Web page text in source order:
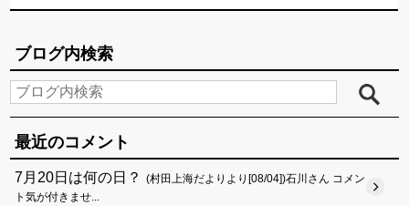
ブログ内検索
最近のコメント
7月20日は何の日？
(村田上海だよりより[08/04])石川さん コメン
ト気が付きませ...